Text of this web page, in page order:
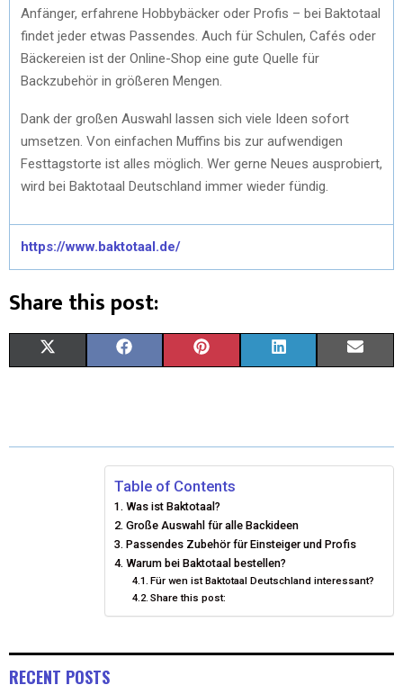
Anfänger, erfahrene Hobbybäcker oder Profis – bei Baktotaal
findet jeder etwas Passendes. Auch für Schulen, Cafés oder
Bäckereien ist der Online-Shop eine gute Quelle für
Backzubehör in größeren Mengen.
Dank der großen Auswahl lassen sich viele Ideen sofort
umsetzen. Von einfachen Muffins bis zur aufwendigen
Festtagstorte ist alles möglich. Wer gerne Neues ausprobiert,
wird bei Baktotaal Deutschland immer wieder fündig.
https://www.baktotaal.de/
Share this post:
W E
B
O
O
K
T
R
E
S
K
I
N
I
Table of Contents
Was ist Baktotaal?
Große Auswahl für alle Backideen
Passendes Zubehör für Einsteiger und Profis
Warum bei Baktotaal bestellen?
Für wen ist Baktotaal Deutschland interessant?
Share this post:
RECENT POSTS